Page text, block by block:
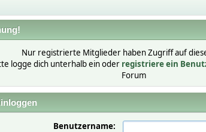
Nur registrierte Mitglieder haben Zugriff auf
logge dich unterhalb ein oder registriere ein
Forum
Benutzername: